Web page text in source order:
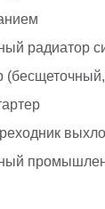
радиатор